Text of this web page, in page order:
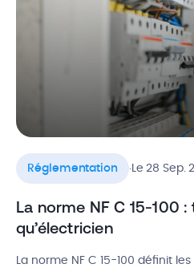
Réglementation .Le 28 Sep.
La norme NF C 15-100
qu’électricien
La norme NF C 15-100 définit